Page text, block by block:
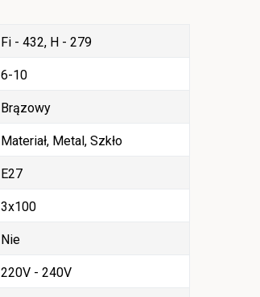
Fi - 432, H - 279
6-10
Brązowy
Materiał, Metal, Szkło
E27
3x100
Nie
220V - 240V